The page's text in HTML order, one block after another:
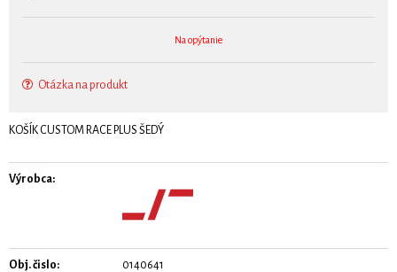
Na opýtanie
Otázka na produkt
KOŠÍK CUSTOM RACE PLUS ŠEDÝ
Výrobca:
Obj. čislo: 0140641